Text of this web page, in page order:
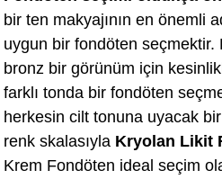
bir ten makyajının en önemli
uygun bir fondöten seçmektir.
bronz bir görünüm için
farklı tonda bir fondöten
herkesin cilt tonuna uyacak
renk skalasıyla Kryolan Likit
Krem Fondöten ideal seçim